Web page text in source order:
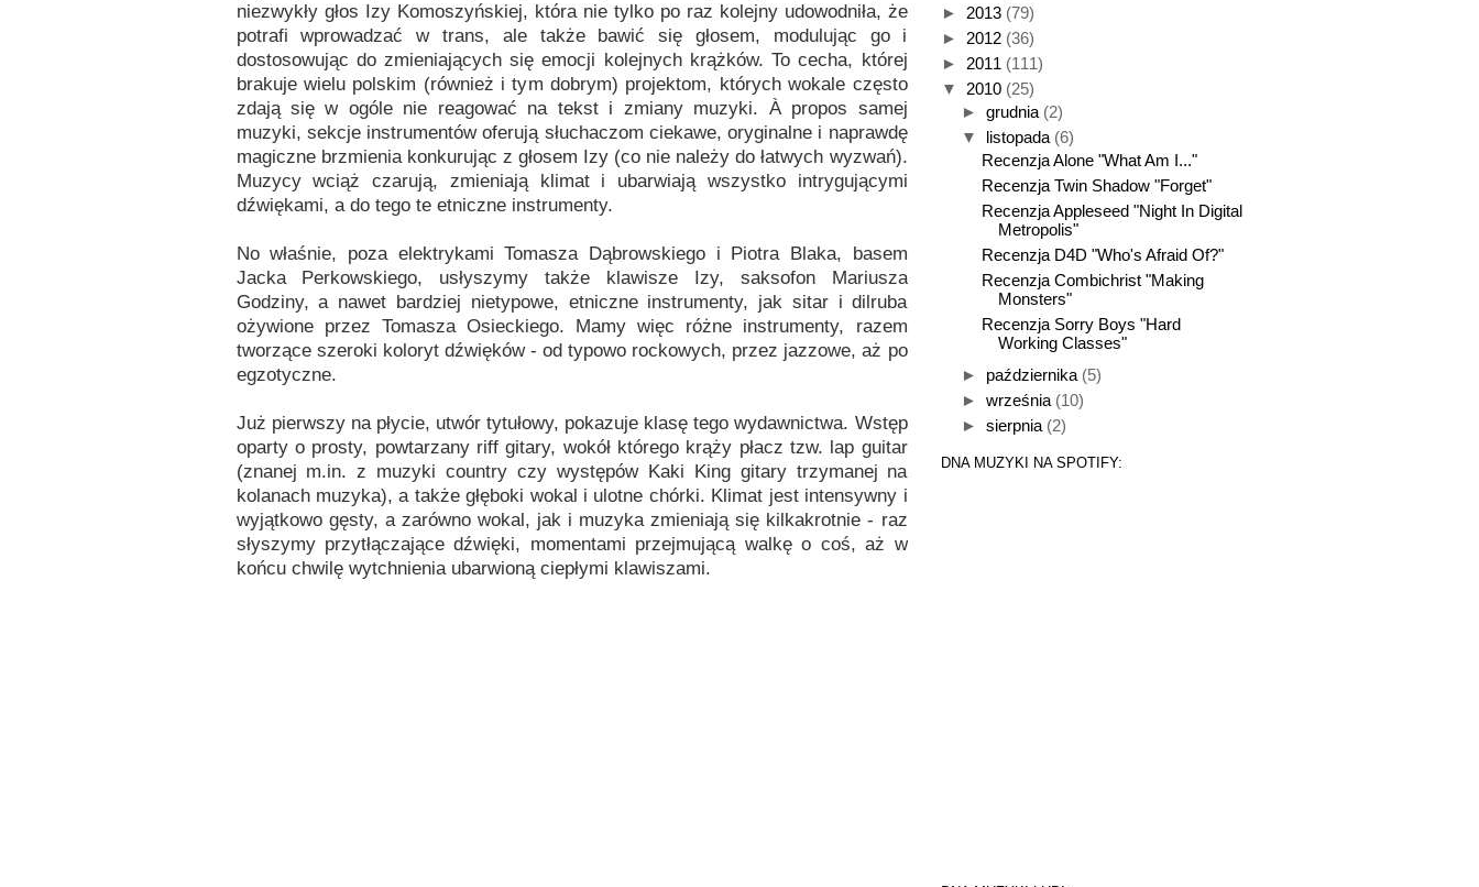
niezwykły głos Izy Komoszyńskiej, która nie tylko po raz kolejny udowodniła, że
potrafi wprowadzać w trans, ale także bawić się głosem, modulując go i
dostosowując do zmieniających się emocji kolejnych krążków. To cecha, której
brakuje wielu polskim (również i tym dobrym) projektom, których wokale często
zdają się w ogóle nie reagować na tekst i zmiany muzyki. À propos samej
muzyki, sekcje instrumentów oferują słuchaczom ciekawe, oryginalne i naprawdę
magiczne brzmienia konkurując z głosem Izy (co nie należy do łatwych wyzwań).
Muzycy wciąż czarują, zmieniają klimat i ubarwiają wszystko intrygującymi
dźwiękami, a do tego te etniczne instrumenty.
No właśnie, poza elektrykami Tomasza Dąbrowskiego i Piotra Blaka, basem
Jacka Perkowskiego, usłyszymy także klawisze Izy, saksofon Mariusza
Godziny, a nawet bardziej nietypowe, etniczne instrumenty, jak sitar i dilruba
ożywione przez Tomasza Osieckiego. Mamy więc różne instrumenty, razem
tworzące szeroki koloryt dźwięków - od typowo rockowych, przez jazzowe, aż po
egzotyczne.
Już pierwszy na płycie, utwór tytułowy, pokazuje klasę tego wydawnictwa. Wstęp
oparty o prosty, powtarzany riff gitary, wokół którego krąży płacz tzw. lap guitar
(znanej m.in. z muzyki country czy występów Kaki King gitary trzymanej na
kolanach muzyka), a także głęboki wokal i ulotne chórki. Klimat jest intensywny i
wyjątkowo gęsty, a zarówno wokal, jak i muzyka zmieniają się kilkakrotnie - raz
słyszymy przytłączające dźwięki, momentami przejmującą walkę o coś, aż w
końcu chwilę wytchnienia ubarwioną ciepłymi klawiszami.
► 2013 (79)
► 2012 (36)
► 2011 (111)
▼ 2010 (25)
► grudnia (2)
▼ listopada (6)
Recenzja Alone "What Am I..."
Recenzja Twin Shadow "Forget"
Recenzja Appleseed "Night In Digital
Metropolis"
Recenzja D4D "Who's Afraid Of?"
Recenzja Combichrist "Making
Monsters"
Recenzja Sorry Boys "Hard
Working Classes"
► października (5)
► września (10)
► sierpnia (2)
DNA MUZYKI NA SPOTIFY: